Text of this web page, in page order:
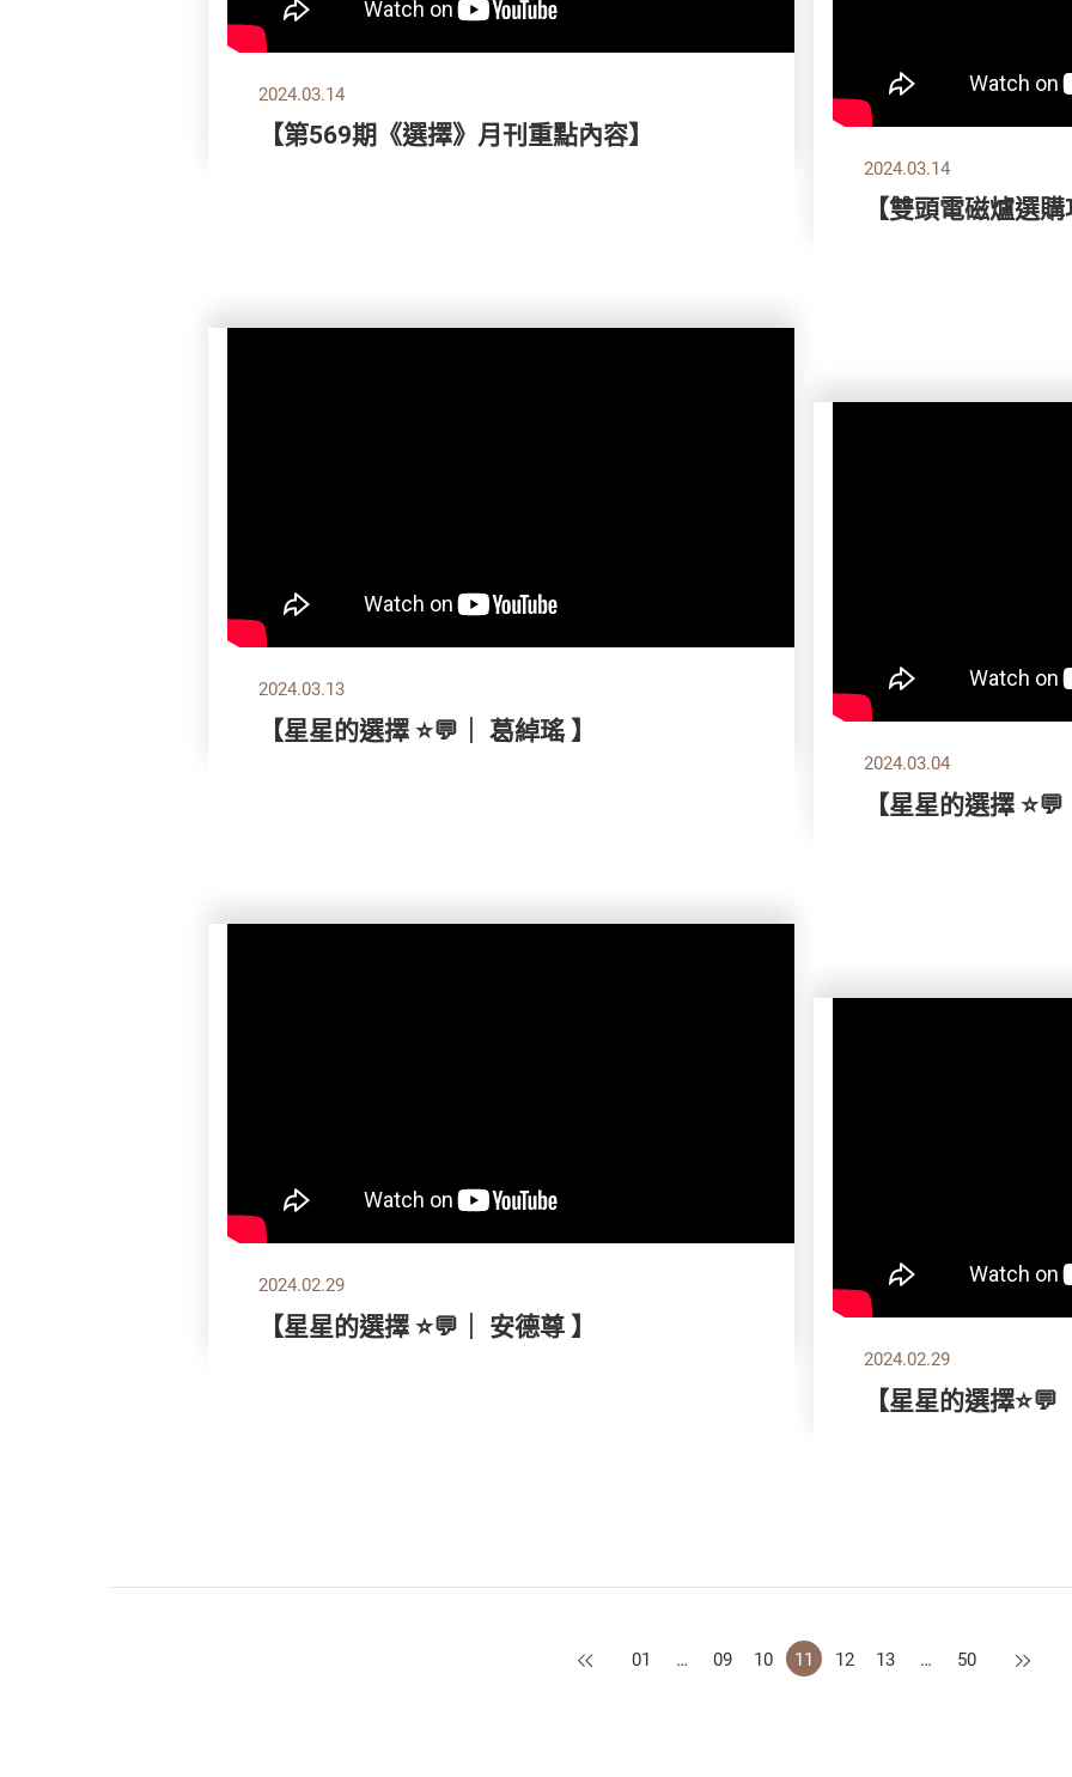
2024.03.14
【第569期《選擇》月刊重點內容】
2024.03.14
【雙頭電磁爐選
2024.03.13
【星星的選擇 ⭐💬｜ 葛綽瑤 】
2024.03.04
【星星的選擇
2024.02.29
【星星的選擇 ⭐💬｜ 安德尊 】
2024.02.29
【星星的選擇
上一頁
01 … 09 10 11 12 13 … 50 下一頁